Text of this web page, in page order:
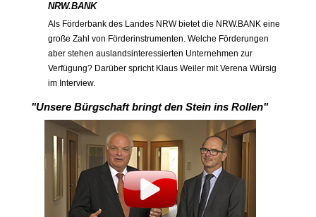
NRW.BANK
Als Förderbank des Landes NRW bietet die NRW.BANK eine
große Zahl von Förderinstrumenten. Welche Förderungen
aber stehen auslandsinteressierten Unternehmen zur
Verfügung? Darüber spricht Klaus Weiler mit Verena Würsig
im Interview.
"Unsere Bürgschaft bringt den Stein ins Rollen"